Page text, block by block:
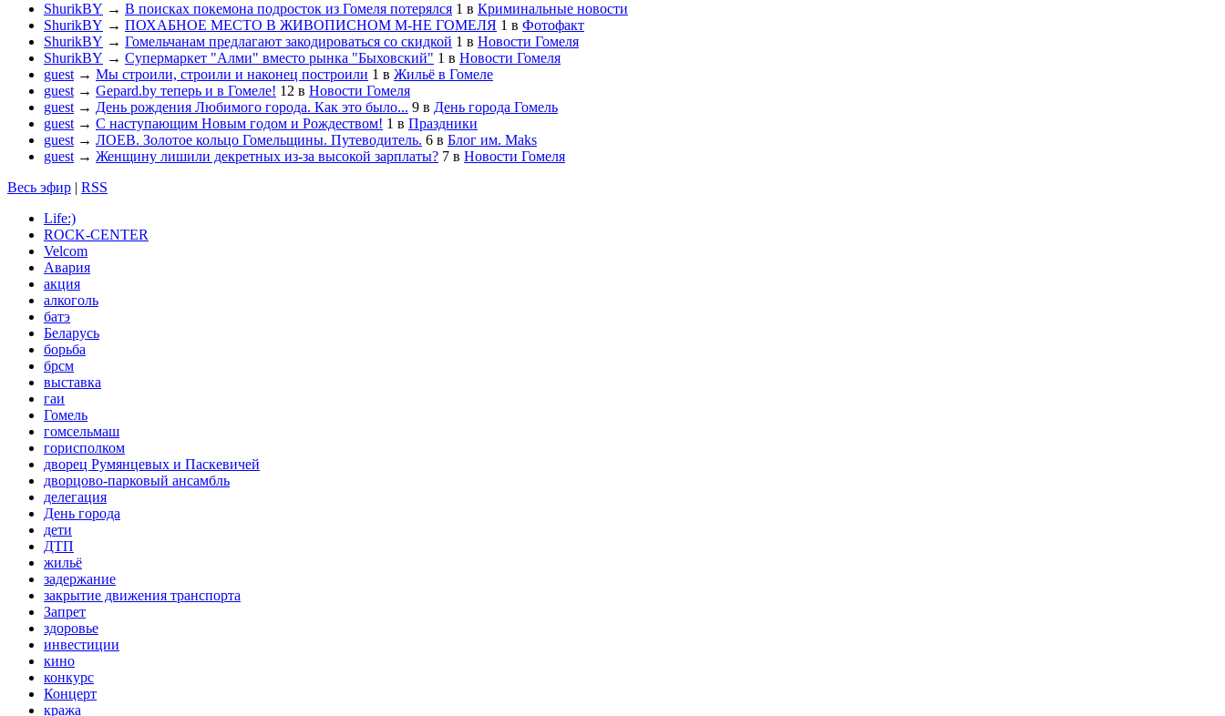
ShurikBY → В поисках покемона подросток из Гомеля потерялся 1 в Криминальные новости
ShurikBY → ПОХАБНОЕ МЕСТО В ЖИВОПИСНОМ М-НЕ ГОМЕЛЯ 1 в Фотофакт
ShurikBY → Гомельчанам предлагают закодироваться со скидкой 1 в Новости Гомеля
ShurikBY → Супермаркет "Алми" вместо рынка "Быховский" 1 в Новости Гомеля
guest → Мы строили, строили и наконец построили 1 в Жильё в Гомеле
guest → Gepard.by теперь и в Гомеле! 12 в Новости Гомеля
guest → День рождения Любимого города. Как это было... 9 в День города Гомель
guest → С наступающим Новым годом и Рождеством! 1 в Праздники
guest → ЛОЕВ. Золотое кольцо Гомельщины. Путеводитель. 6 в Блог им. Maks
guest → Женщину лишили декретных из-за высокой зарплаты? 7 в Новости Гомеля
Весь эфир | RSS
Life:)
ROCK-CENTER
Velcom
Авария
акция
алкоголь
батэ
Беларусь
борьба
брсм
выставка
гаи
Гомель
гомсельмаш
горисполком
дворец Румянцевых и Паскевичей
дворцово-парковый ансамбль
делегация
День города
дети
ДТП
жильё
задержание
закрытие движения транспорта
Запрет
здоровье
инвестиции
кино
конкурс
Концерт
кража